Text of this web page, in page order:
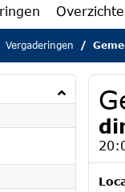
Vergaderingen